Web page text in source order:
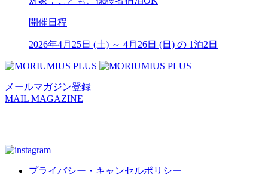
開催日程
2026年4月25日 (土) ～ 4月26日 (日) の 1泊2日
メールマガジン登録
MAIL MAGAZINE
プライバシー・キャンセルポリシー